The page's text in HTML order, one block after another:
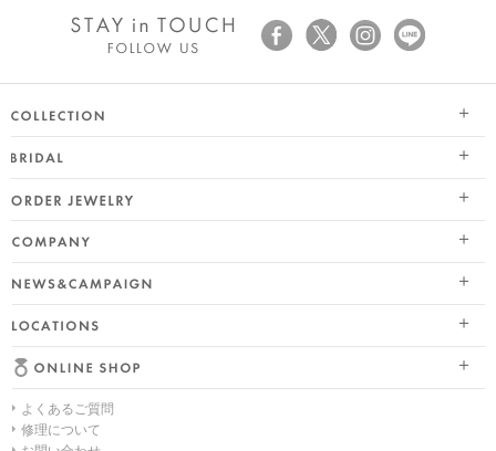
SEASON COLLECTION（シーズンコレクション）
ETERNO FAMILY（エテルノ・ファミリー）
PURE PLATINUM 999（ピュアプラチナ999）
LIMITED COLLECTION（リミテッドコレクション）
BACI（バチ／一粒ダイヤモンドジュエリー）
EME（エメ／着せ替えネックレス）
ブライダル トップ
婚約指輪（エンゲージリング）
結婚指輪（マリッジリング）
レイヤード特集
HAPPY HEARTの魅力
幸せのブライダルリング選び
オーダージュエリー
会社情報 トップ
ブランドスローガン
ブランドポジション
会社概要
ニュース&キャンペーン
店舗情報
オンラインショップ トップ
よくあるご質問
修理について